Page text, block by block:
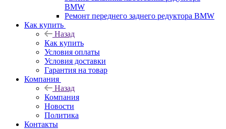
BMW
Ремонт переднего заднего редуктора BMW
Как купить
Назад
Как купить
Условия оплаты
Условия доставки
Гарантия на товар
Компания
Назад
Компания
Новости
Политика
Контакты